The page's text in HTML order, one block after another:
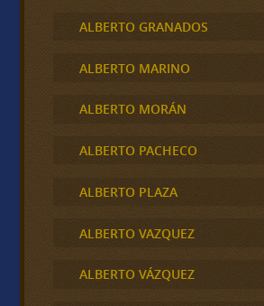
ALBERTO GRANADOS
ALBERTO MARINO
ALBERTO MORÁN
ALBERTO PACHECO
ALBERTO PLAZA
ALBERTO VAZQUEZ
ALBERTO VÁZQUEZ